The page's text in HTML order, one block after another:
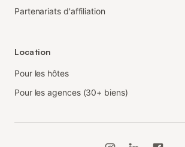
Partenariats d'affiliation
Location
Pour les hôtes
Pour les agences (30+ biens)